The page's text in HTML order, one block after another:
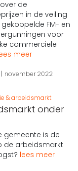
de
in de veiling
FM- en
voor
commerciële
meer
november 2022
& arbeidsmarkt
onder
gemeente is de
de arbeidsmarkt
lees meer